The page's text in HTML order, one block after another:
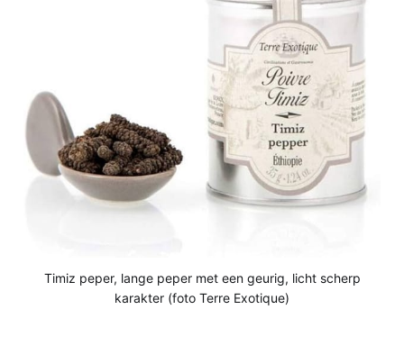
Timiz peper, lange peper met een geurig, licht scherp
karakter (foto Terre Exotique)